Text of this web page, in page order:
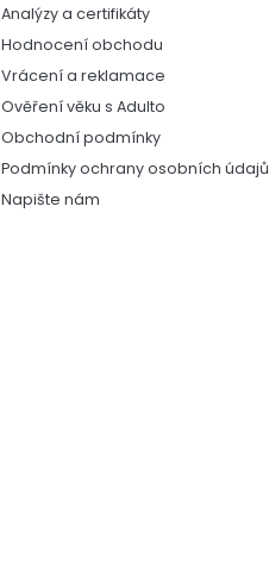
Analýzy a certifikáty
Hodnocení obchodu
Vrácení a reklamace
Ověření věku s Adulto
Obchodní podmínky
Podmínky ochrany osobních údajů
Napište nám